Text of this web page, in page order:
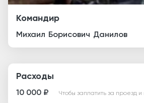
Командир
Михаил Борисович Данилов
Расходы
10 000 ₽ Чтобы заплатить за проезд и